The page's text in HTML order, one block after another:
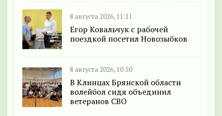
8 августа 2026, 11:11
Егор Ковальчук с рабочей
поездкой посетил Новозыбков
8 августа 2026, 10:50
В Клинцах Брянской области
волейбол сидя объединил
ветеранов СВО